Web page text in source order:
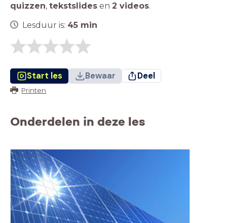
quizzen, tekstslides en 2 videos.
Lesduur is: 45 min
Start les Bewaar Deel
Printen
Onderdelen in deze les